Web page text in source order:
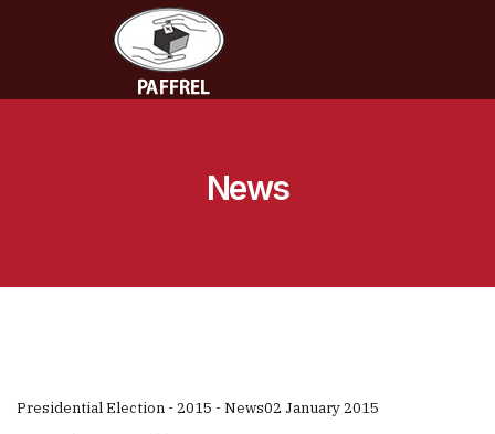
News
Presidential Election - 2015 - News02 January 2015